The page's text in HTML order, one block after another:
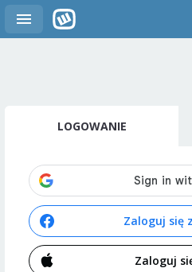
LOGOWANIE
Zaloguj się
Zaloguj